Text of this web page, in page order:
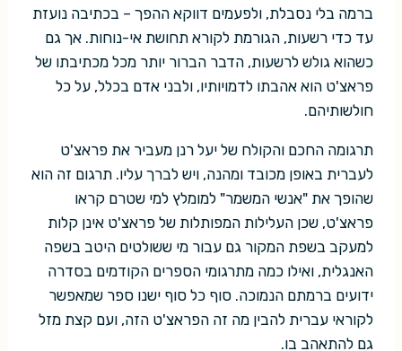
ברמה בלי נסבלת, ולפעמים דווקא ההפך – בכתיבה נועזת
עד כדי רשעות, הגורמת לקורא תחושת אי-נוחות. אך גם
כשהוא גולש לרשעות, הדבר הברור יותר מכל מכתיבתו של
פראצ'ט הוא אהבתו לדמויותיו, ולבני אדם בכלל, על כל
חולשותיהם.
תרגומה החכם והקולח של יעל רנן מעביר את פראצ'ט
לעברית באופן מכובד ומהנה, ויש לברך עליו. תרגום זה הוא
שהופך את "אנשי המשמר" למומלץ למי שטרם קראו
פראצ'ט, שכן העלילות המפותלות של פראצ'ט אינן קלות
למעקב בשפת המקור גם עבור מי ששולטים היטב בשפה
האנגלית, ואילו כמה מתרגומי הספרים הקודמים בסדרה
ידועים ברמתם הנמוכה. סוף כל סוף ישנו ספר שמאפשר
לקוראי עברית להבין מה זה הפראצ'ט הזה, ועם קצת מזל
גם להתאהב בו.